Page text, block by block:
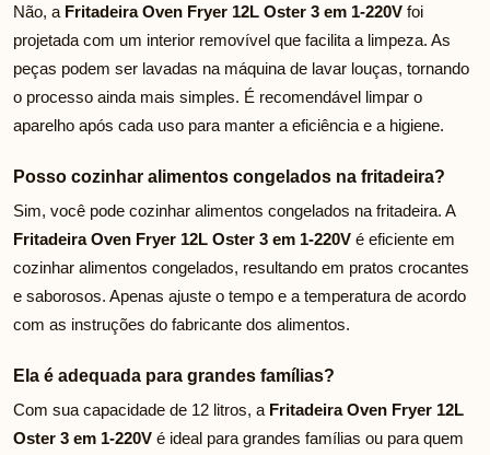
Não, a Fritadeira Oven Fryer 12L Oster 3 em 1-220V foi
projetada com um interior removível que facilita a limpeza. As
peças podem ser lavadas na máquina de lavar louças, tornando
o processo ainda mais simples. É recomendável limpar o
aparelho após cada uso para manter a eficiência e a higiene.
Posso cozinhar alimentos congelados na fritadeira?
Sim, você pode cozinhar alimentos congelados na fritadeira. A
Fritadeira Oven Fryer 12L Oster 3 em 1-220V é eficiente em
cozinhar alimentos congelados, resultando em pratos crocantes
e saborosos. Apenas ajuste o tempo e a temperatura de acordo
com as instruções do fabricante dos alimentos.
Ela é adequada para grandes famílias?
Com sua capacidade de 12 litros, a Fritadeira Oven Fryer 12L
Oster 3 em 1-220V é ideal para grandes famílias ou para quem